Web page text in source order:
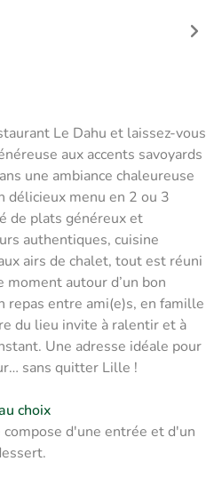
Le Dahu et laissez-vous
aux accents savoyards
une ambiance chaleureuse
délicieux menu en 2 ou 3
de plats généreux et
authentiques, cuisine
airs de chalet, tout est réuni
autour d’un bon
repas entre ami(e)s, en famille
du lieu invite à ralentir et à
Une adresse idéale pour
sans quitter Lille !
choix
d'une entrée et d'un